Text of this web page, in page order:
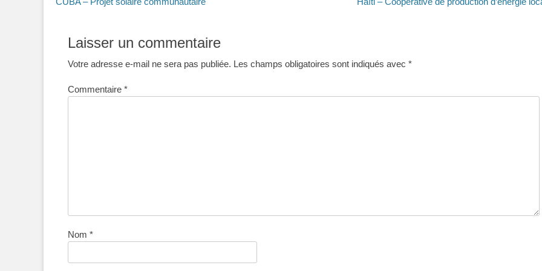
de
Laisser un commentaire
Votre adresse e-mail ne sera pas publiée. Les champs obligatoires sont indiqués avec *
Commentaire *
Nom *